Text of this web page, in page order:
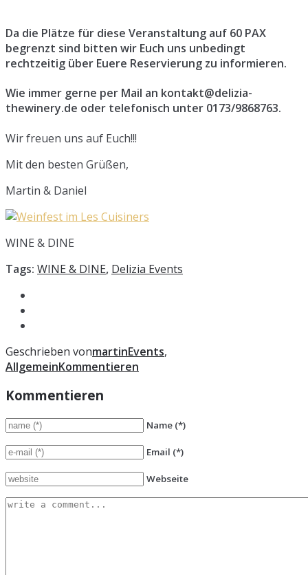
Da die Plätze für diese Veranstaltung auf 60 PAX
begrenzt sind bitten wir Euch uns unbedingt
rechtzeitig über Euere Reservierung zu informieren.
Wie immer gerne per Mail an kontakt@delizia-
thewinery.de oder telefonisch unter 0173/9868763.
Wir freuen uns auf Euch!!!
Mit den besten Grüßen,
Martin & Daniel
WINE & DINE
Tags: WINE & DINE, Delizia Events
Geschrieben vonmartinEvents,
AllgemeinKommentieren
Kommentieren
Name (*)
Email (*)
Webseite